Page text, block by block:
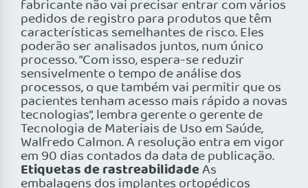
fabricante não vai precisar entrar com vários
pedidos de registro para produtos que têm
características semelhantes de risco. Eles
poderão ser analisados juntos, num único
processo. “Com isso, espera-se reduzir
sensivelmente o tempo de análise dos
processos, o que também vai permitir que os
pacientes tenham acesso mais rápido a novas
tecnologias”, lembra gerente o gerente de
Tecnologia de Materiais de Uso em Saúde,
Walfredo Calmon. A resolução entra em vigor
em 90 dias contados da data de publicação.
Etiquetas de rastreabilidadeAs